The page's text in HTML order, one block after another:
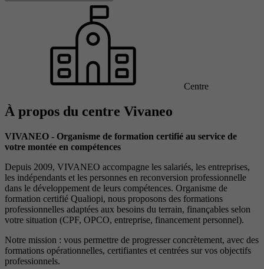
Centre
À propos du centre Vivaneo
VIVANEO - Organisme de formation certifié au service de
votre montée en compétences
Depuis 2009, VIVANEO accompagne les salariés, les entreprises,
les indépendants et les personnes en reconversion professionnelle
dans le développement de leurs compétences. Organisme de
formation certifié Qualiopi, nous proposons des formations
professionnelles adaptées aux besoins du terrain, finançables selon
votre situation (CPF, OPCO, entreprise, financement personnel).
Notre mission : vous permettre de progresser concrètement, avec des
formations opérationnelles, certifiantes et centrées sur vos objectifs
professionnels.